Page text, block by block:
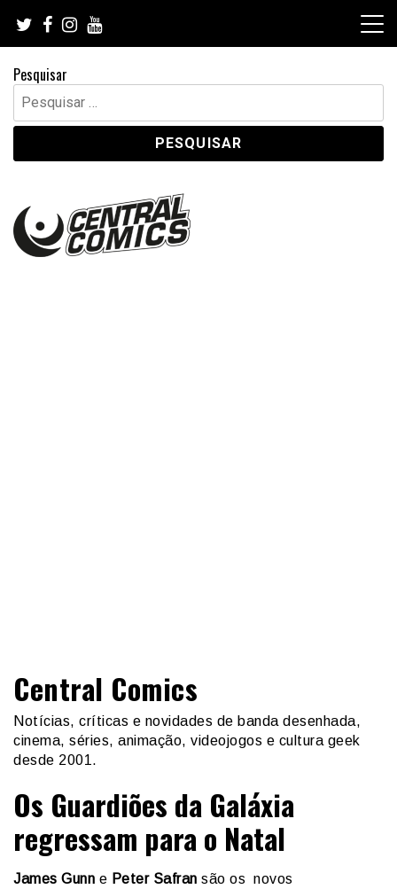
content
Pesquisar
Pesquisar
por:
Central Comics
Notícias, críticas e novidades de banda desenhada,
cinema, séries, animação, videojogos e cultura geek
desde 2001.
Os Guardiões da Galáxia
regressam para o Natal
James Gunn e Peter Safran são os novos